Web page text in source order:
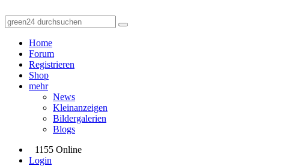
Home
Forum
Registrieren
Shop
mehr
News
Kleinanzeigen
Bildergalerien
Blogs
1155 Online
Login